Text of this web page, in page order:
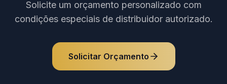
Solicite um orçamento personalizado com
condições especiais de distribuidor autorizado.
Solicitar Orçamento